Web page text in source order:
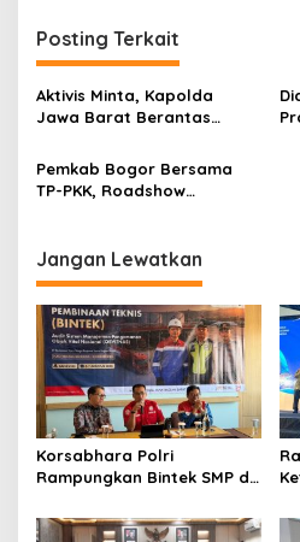
a
s
i
o
Posting Terkait
Aktivis Minta, Kapolda
Jawa Barat Berantas
Daftar G di Bandung
Pemkab Bogor Bersama
TP-PKK, Roadshow
Menulis itu Hebat
Jangan Lewatkan
Korsabhara Polri
Rampungkan Bintek SMP di
Pengamanan Capai 88,44